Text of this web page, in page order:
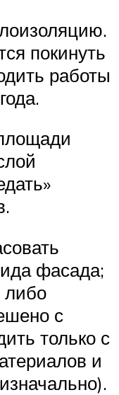
покинуть
работы
фасада;
либо
с
только с
и